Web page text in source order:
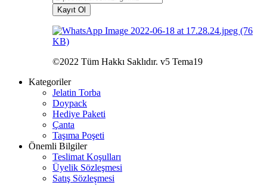
Kayıt Ol
©2022 Tüm Hakkı Saklıdır. v5 Tema19
Kategoriler
Jelatin Torba
Doypack
Hediye Paketi
Çanta
Taşıma Poşeti
Önemli Bilgiler
Teslimat Koşulları
Üyelik Sözleşmesi
Satış Sözleşmesi